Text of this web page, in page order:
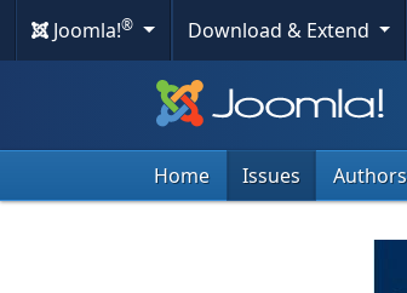
Joomla!® Download & Extend
Home Issues Authors